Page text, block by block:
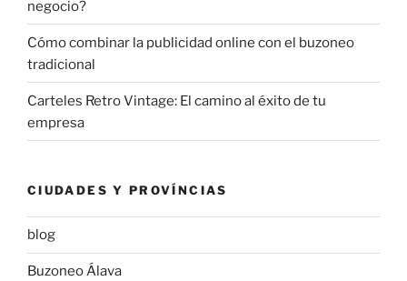
negocio?
Cómo combinar la publicidad online con el buzoneo
tradicional
Carteles Retro Vintage: El camino al éxito de tu
empresa
CIUDADES Y PROVÍNCIAS
blog
Buzoneo Álava